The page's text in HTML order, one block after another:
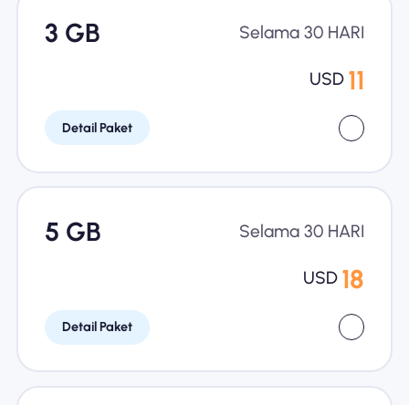
3 GB Selama 30 HARI
USD 11
Detail Paket
5 GB Selama 30 HARI
USD 18
Detail Paket